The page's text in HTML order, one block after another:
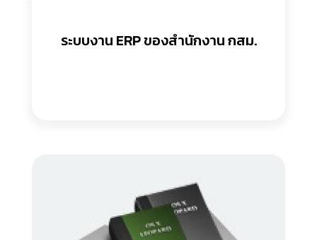
ระบบงาน ERP ของสำนักงาน กสม.